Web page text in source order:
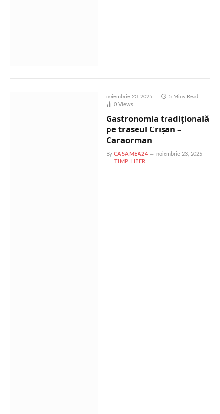
noiembrie 23, 2025
5 Mins Read
0 Views
Gastronomia tradițională
pe traseul Crișan –
Caraorman
By CASAMEA24
noiembrie 23, 2025
TIMP LIBER